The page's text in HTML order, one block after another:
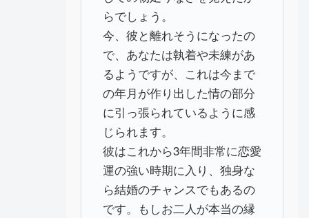
らでしょう。
今、彼と離れそうになったの
で、あなたは執着や未練があ
るようですが、これは今まで
の年月が作り出した情の部分
に引っ張られているように感
じられます。
彼はこれから3年間非常に恋愛
運の強い時期に入り、独身な
ら結婚のチャンスでもあるの
です。もしお二人が本当の縁